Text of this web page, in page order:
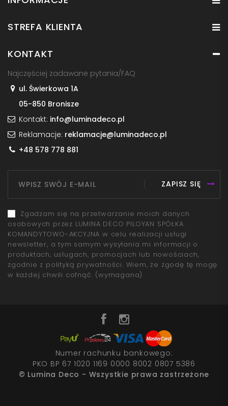
STREFA KLIENTA
KONTAKT
Najczęściej zadawane pytania/FAQ
ul. Świerkowa 1A
05-850 Bronisze
Kontakt: info@luminadeco.pl
Reklamacje: reklamacje@luminadeco.pl
+48 578 778 881
ZAPISZ SIĘ
Zgadzam się na przetwarzanie moich danych
osobowych przez LUMINA DECO PILOYAN SPÓŁKA
KOMANDYTOWO-AKCYJNA w celu realizacji usługi
newsletter, a tym samym wysyłania mi informacji o
produktach, usługach, promocjach lub nowościach,
zgodnie z polityką prywatności. Wiem, że zgodę tę mogę
w każdej chwili cofnąć. (wymagana)
Numer rachunku bankowego:
PKO BP 67 1020 1169 0000 8002 0807 5386
© Lumina Deco - Wszystkie prawa zastrzeżone